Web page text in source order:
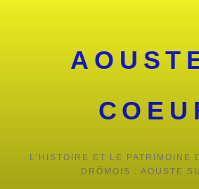
L’HISTOIRE ET LE PATRIMOINE
DRÔMOIS : AOUSTE